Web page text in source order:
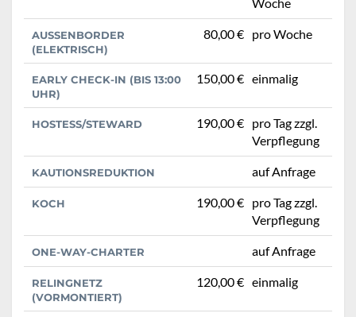
AUSSENBORDER (
ELEKTRISCH)
80,00 € pro Woche
EARLY CHECK-IN (BIS 13:00
UHR)
150,00 € einmalig
HOSTESS/STEWARD 190,00 € pro Tag zzgl.
Verpflegung
KAUTIONSREDUKTION auf Anfrage
KOCH 190,00 € pro Tag zzgl.
Verpflegung
ONE-WAY-CHARTER auf Anfrage
RELINGNETZ
(VORMONTIERT)
120,00 € einmalig